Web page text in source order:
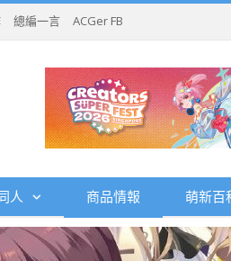
總編一言 ACGer FB
人 商品情報 萌新百